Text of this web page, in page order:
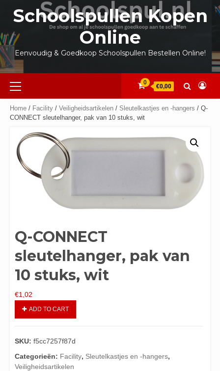
inhoud
Schoolspullen Kopen
Online
Eenvoudig & Goedkoop Schoolspullen Bestellen Online!
Primair
menu
0
€0,00
Home / Facility / Veiligheidsartikelen / Sleutelkastjes en -hangers / Q-
CONNECT sleutelhanger, pak van 10 stuks, wit
Q-CONNECT
sleutelhanger, pak van
10 stuks, wit
€1,02
ADD TO CART
SKU: f5cc7257f87d
Categorieën: Facility, Sleutelkastjes en -hangers,
Veiligheidsartikelen